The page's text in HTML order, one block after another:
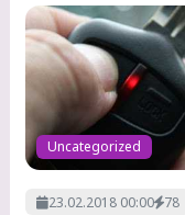
Uncategorized
23.02.2018 00:00 78